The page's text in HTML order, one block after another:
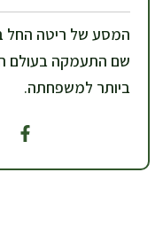
המסע של ריטה החל
שם התעמקה בעולם
ביותר למשפחתה.